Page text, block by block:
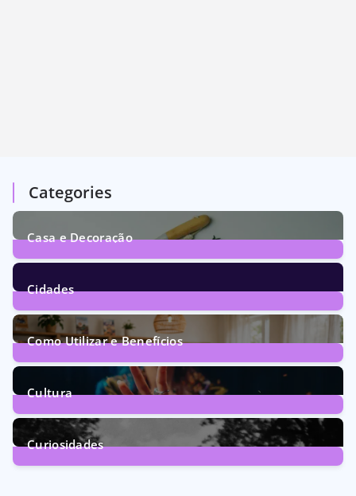
Categories
Casa e Decoração
1Post
Cidades
71Posts
Como Utilizar e Benefícios
160Posts
Cultura
246Posts
Curiosidades